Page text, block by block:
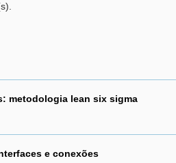
metodologia lean six sigma
e conexões